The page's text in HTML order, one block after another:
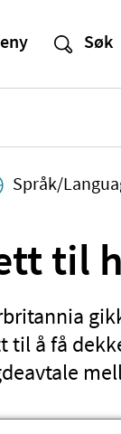
Språk/
til
til å få